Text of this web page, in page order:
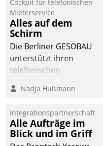
Cockpit für telefonischen
Mieterservice
Alles auf dem
Schirm
Die Berliner GESOBAU
unterstützt ihren
telefonischen
digitalen Cockpit, das
passende Fragen und
Schlagworte auswirft.
Eine intuitive
Nadja Hußmann
Integrationspartnerschaft
Alle Aufträge im
Blick und im Griff